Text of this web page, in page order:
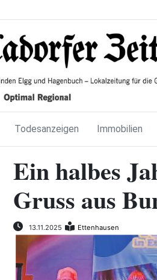
Todesanzeigen Immobilien
Ein halbes
Gruss aus
13.11.2025 Ettenhausen